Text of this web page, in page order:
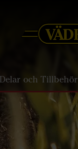
Delar och Tillbehör